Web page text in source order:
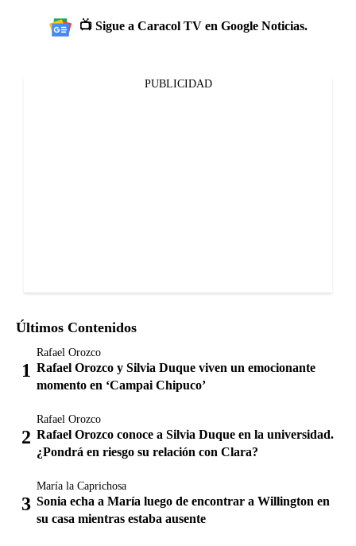
📺 Sigue a Caracol TV en Google Noticias.
PUBLICIDAD
Últimos Contenidos
Rafael Orozco
Rafael Orozco y Silvia Duque viven un emocionante
momento en ‘Campai Chipuco’
Rafael Orozco
Rafael Orozco conoce a Silvia Duque en la universidad.
¿Pondrá en riesgo su relación con Clara?
María la Caprichosa
Sonia echa a María luego de encontrar a Willington en
su casa mientras estaba ausente